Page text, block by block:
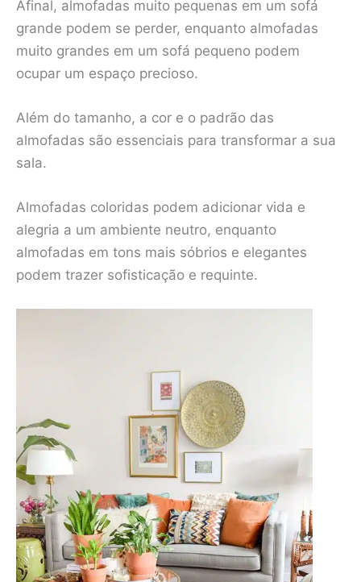
Afinal, almofadas muito pequenas em um sofá
grande podem se perder, enquanto almofadas
muito grandes em um sofá pequeno podem
ocupar um espaço precioso.
Além do tamanho, a cor e o padrão das
almofadas são essenciais para transformar a sua
sala.
Almofadas coloridas podem adicionar vida e
alegria a um ambiente neutro, enquanto
almofadas em tons mais sóbrios e elegantes
podem trazer sofisticação e requinte.